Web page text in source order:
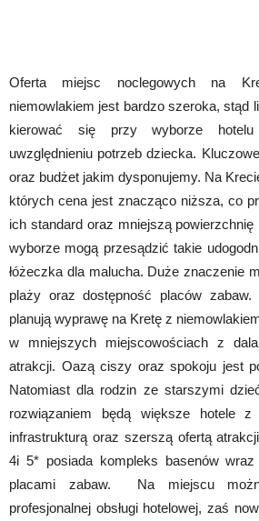
Oferta miejsc noclegowych na
niemowlakiem jest bardzo szeroka, stąd
kierować się przy wyborze hotelu
uwzględnieniu potrzeb dziecka.
oraz budżet jakim dysponujemy. Na
których cena jest znacząco niższa, co
ich standard oraz mniejszą
wyborze mogą przesądzić takie
łóżeczka dla malucha. Duże znaczenie
plaży oraz dostępność placów
planują wyprawę na Kretę z
w mniejszych miejscowościach z
atrakcji. Oazą ciszy oraz spokoju jest
Natomiast dla rodzin ze starszymi
rozwiązaniem będą większe hotele z
infrastrukturą oraz szerszą ofertą
4i 5* posiada kompleks basenów
placami zabaw. Na miejscu
profesjonalnej obsługi hotelowej, zaś